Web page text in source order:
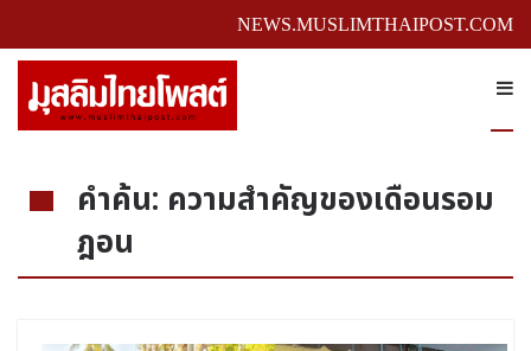
NEWS.MUSLIMTHAIPOST.COM
คำค้น: ความสำคัญของเดือนรอม
ฎอน